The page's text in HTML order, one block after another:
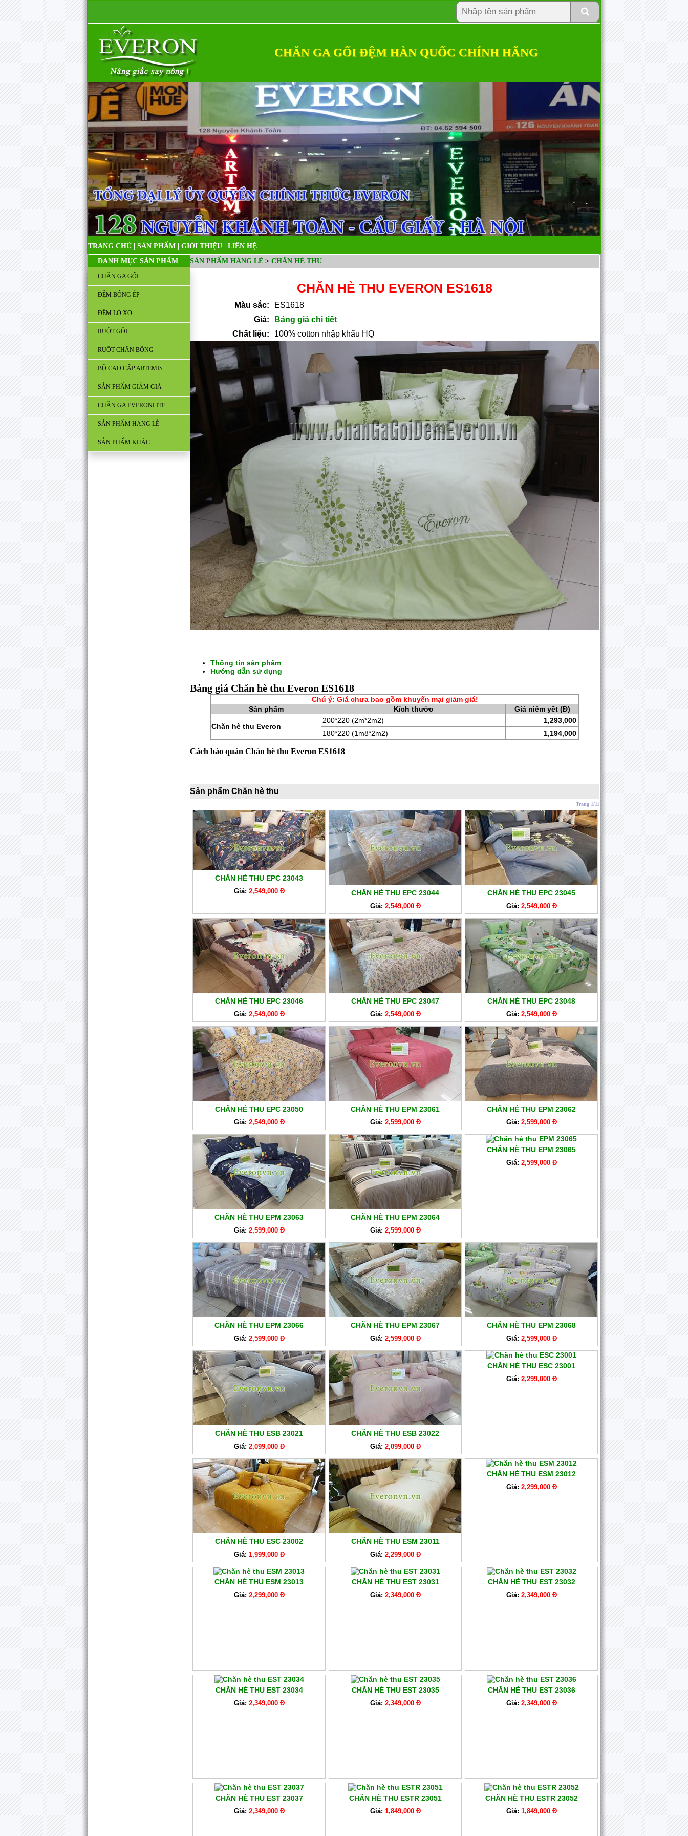
CHĂN GA GỐI ĐỆM HÀN QUỐC CHÍNH HÃNG
TRANG CHỦ SẢN PHẨM GIỚI THIỆU
LIÊN HỆ
DANH MỤC SẢN PHẨM
CHĂN GA GỐI
ĐỆM BÔNG ÉP
ĐỆM LÒ XO
RUỘT GỐI
RUỘT CHĂN BÔNG
BỘ CAO CẤP ARTEMIS
SẢN PHẨM GIẢM GIÁ
CHĂN GA EVERONLITE
SẢN PHẨM HÀNG LẺ
SẢN PHẨM KHÁC
SẢN PHẨM HÀNG LẺ > CHĂN HÈ THU
CHĂN HÈ THU EVERON ES1618
Màu sắc:
ES1618
Giá:
Bảng giá chi tiết
Chất liệu:
100% cotton nhập khẩu HQ
Thông tin sản phẩm
Hướng dẫn sử dụng
Bảng giá Chăn hè thu Everon ES1618
Chú ý: Giá chưa bao gồm khuyến mại giảm giá!
Sản phẩm
Kích thước Giá niêm yết (Đ)
Chăn hè thu Everon
200*220 (2m*2m2)
1,293,000
180*220 (1m8*2m2)
1,194,000
Cách bảo quản Chăn hè thu Everon ES1618
Sản phẩm Chăn hè thu
Trang 1/11
CHĂN HÈ THU EPC 23043
Giá: 2,549,000 Đ CHĂN HÈ THU EPC 23044
Giá: 2,549,000 Đ
CHĂN HÈ THU EPC 23045
Giá: 2,549,000 Đ
CHĂN HÈ THU EPC 23046
Giá: 2,549,000 Đ
CHĂN HÈ THU EPC 23047
Giá: 2,549,000 Đ
CHĂN HÈ THU EPC 23048
Giá: 2,549,000 Đ
CHĂN HÈ THU EPC 23050
Giá: 2,549,000 Đ
CHĂN HÈ THU EPM 23061
Giá: 2,599,000 Đ
CHĂN HÈ THU EPM 23062
Giá: 2,599,000 Đ
CHĂN HÈ THU EPM 23063
Giá: 2,599,000 Đ
CHĂN HÈ THU EPM 23064
Giá: 2,599,000 Đ
CHĂN HÈ THU EPM 23065
Giá: 2,599,000 Đ
CHĂN HÈ THU EPM 23066
Giá: 2,599,000 Đ
CHĂN HÈ THU EPM 23067
Giá: 2,599,000 Đ
CHĂN HÈ THU EPM 23068
Giá: 2,599,000 Đ
CHĂN HÈ THU ESB 23021
Giá: 2,099,000 Đ
CHĂN HÈ THU ESB 23022
Giá: 2,099,000 Đ
CHĂN HÈ THU ESC 23001
Giá: 2,299,000 Đ
CHĂN HÈ THU ESC 23002
Giá: 1,999,000 Đ
CHĂN HÈ THU ESM 23011
Giá: 2,299,000 Đ
CHĂN HÈ THU ESM 23012
Giá: 2,299,000 Đ
CHĂN HÈ THU ESM 23013
Giá: 2,299,000 Đ
CHĂN HÈ THU EST 23031
Giá: 2,349,000 Đ
CHĂN HÈ THU EST 23032
Giá: 2,349,000 Đ
CHĂN HÈ THU EST 23034
Giá: 2,349,000 Đ
CHĂN HÈ THU EST 23035
Giá: 2,349,000 Đ
CHĂN HÈ THU EST 23036
Giá: 2,349,000 Đ
CHĂN HÈ THU EST 23037
Giá: 2,349,000 Đ
CHĂN HÈ THU ESTR 23051
Giá: 1,849,000 Đ
CHĂN HÈ THU ESTR 23052
Giá: 1,849,000 Đ